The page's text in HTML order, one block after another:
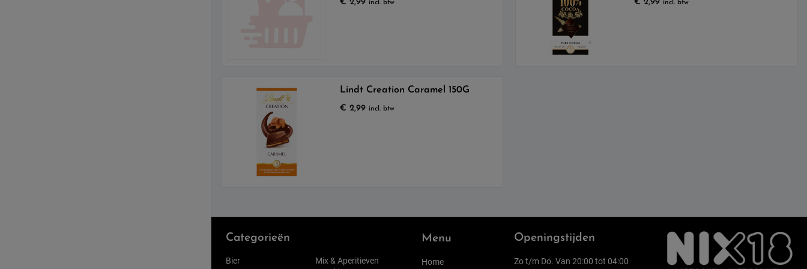
€ 2,99 incl. btw € 2,99 incl. btw
Lindt Creation Caramel 150G
€ 2,99 incl. btw
Categorieën
Bier
Mix & Aperitieven
Menu
Home
Openingstijden
Zo t/m Do. Van 20:00 tot 04:00